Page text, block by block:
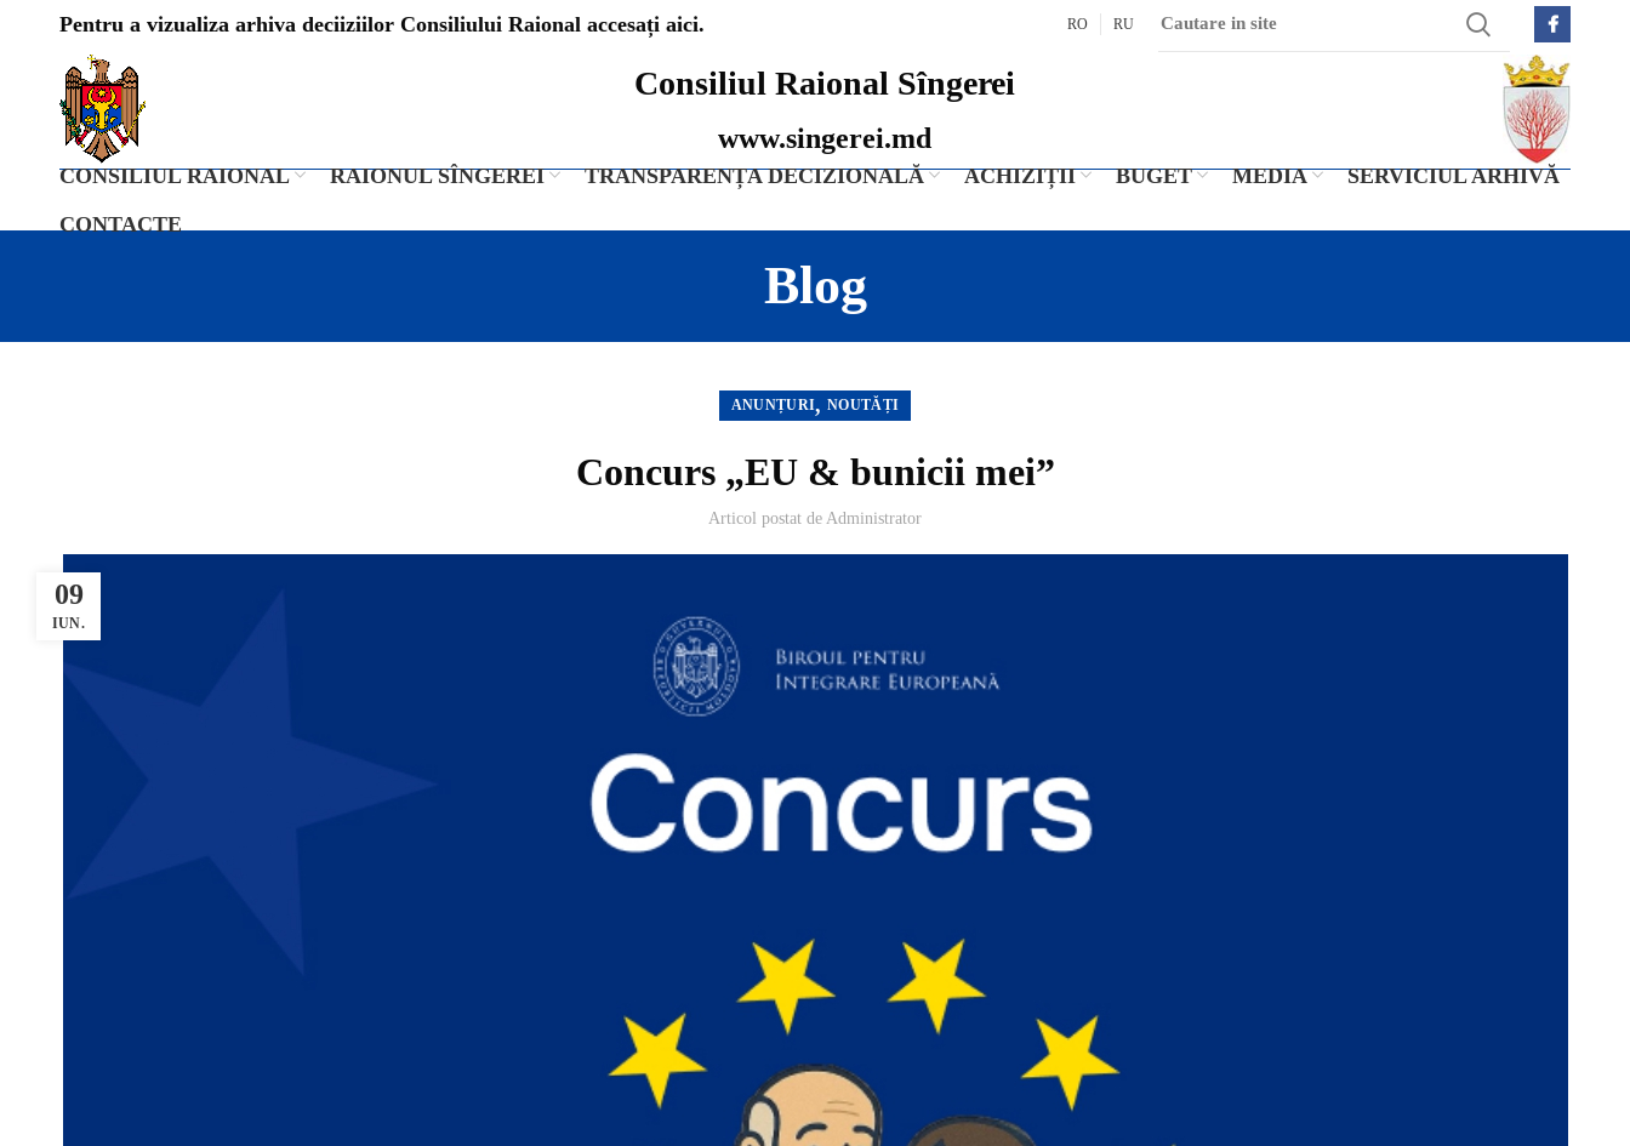
Pentru a vizualiza arhiva deciiziilor Consiliului Raional accesați aici. RO RU
Consiliul Raional Sîngerei
www.singerei.md
CONSILIUL RAIONAL RAIONUL SÎNGEREI TRANSPARENȚA DECIZIONALĂ ACHIZIȚII BUGET MEDIA
SERVICIUL ARHIVĂ
CONTACTE
Blog
ANUNȚURI,NOUTĂȚI
Concurs „EU & bunicii mei”
Articol postat de Administrator
09
IUN.